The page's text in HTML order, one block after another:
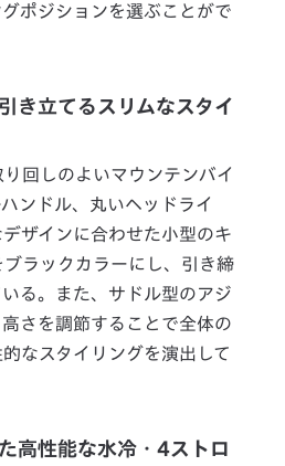
ポジションを選ぶことがで
き立てるスリムなスタイ
回しのよいマウンテンバイ
ンドル、丸いヘッドライ
デザインに合わせた小型のキ
ラックカラーにし、引き締
る。また、サドル型のアジ
さを調節することで全体の
なスタイリングを演出して
高性能な水冷・4ストロ